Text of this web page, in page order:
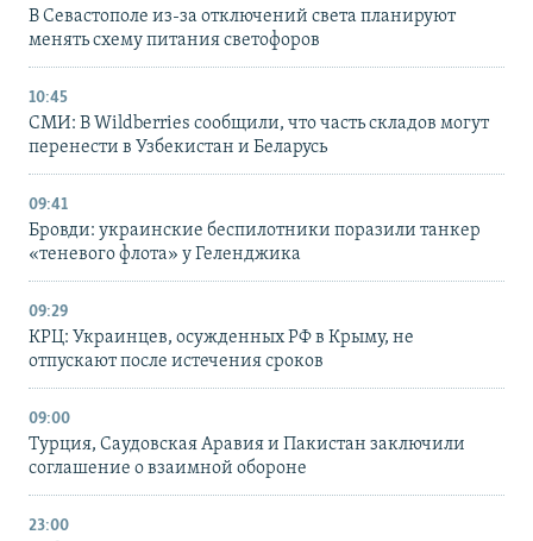
В Севастополе из-за отключений света планируют
менять схему питания светофоров
10:45
СМИ: В Wildberries сообщили, что часть складов могут
перенести в Узбекистан и Беларусь
09:41
Бровди: украинские беспилотники поразили танкер
«теневого флота» у Геленджика
09:29
КРЦ: Украинцев, осужденных РФ в Крыму, не
отпускают после истечения сроков
09:00
Турция, Саудовская Аравия и Пакистан заключили
соглашение о взаимной обороне
23:00